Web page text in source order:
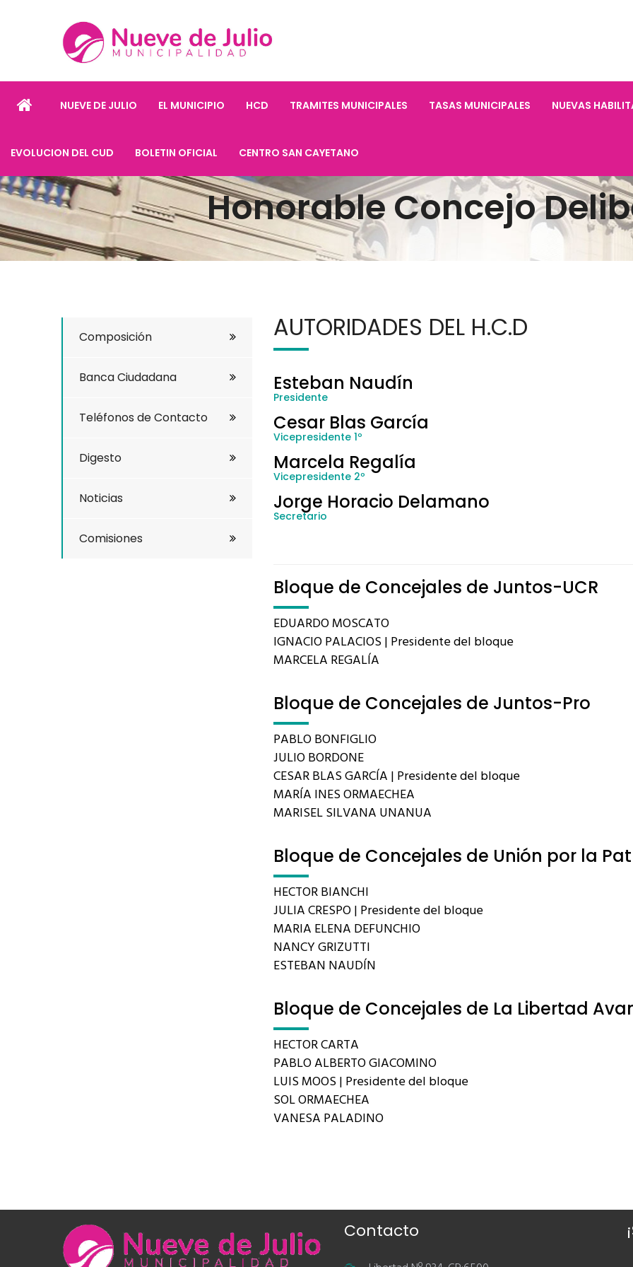
NUEVE DE JULIO EL MUNICIPIO HCD TRAMITES MUNICIPALES TASAS MUNICIPALES NUEVAS
EVOLUCION DEL CUD BOLETIN OFICIAL CENTRO SAN CAYETANO
Honorable Concejo
AUTORIDADES DEL H.C.D
Esteban Naudín
Presidente
Cesar Blas García
Vicepresidente 1º
Marcela Regalía
Vicepresidente 2º
Jorge Horacio Delamano
Secretario
Bloque de Concejales de Juntos-UCR
EDUARDO MOSCATO
IGNACIO PALACIOS | Presidente del bloque
MARCELA REGALÍA
Bloque de Concejales de Juntos-Pro
PABLO BONFIGLIO
JULIO BORDONE
CESAR BLAS GARCÍA | Presidente del bloque
MARÍA INES ORMAECHEA
MARISEL SILVANA UNANUA
Bloque de Concejales de Unión por la
HECTOR BIANCHI
JULIA CRESPO | Presidente del bloque
MARIA ELENA DEFUNCHIO
NANCY GRIZUTTI
ESTEBAN NAUDÍN
Bloque de Concejales de La Libertad
HECTOR CARTA
PABLO ALBERTO GIACOMINO
LUIS MOOS | Presidente del bloque
SOL ORMAECHEA
VANESA PALADINO
Composición
Banca Ciudadana
Teléfonos de Contacto
Digesto
Noticias
Comisiones
Contacto